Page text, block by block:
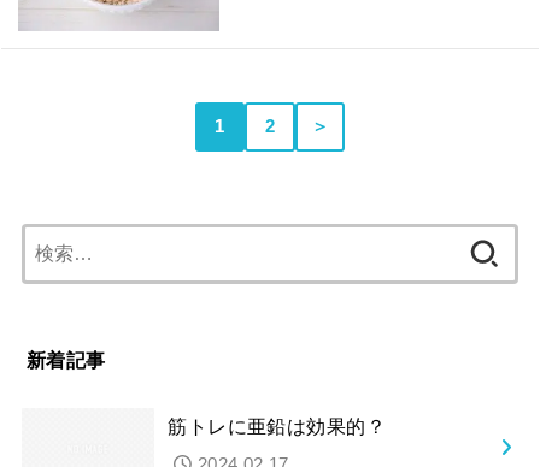
1 2 ＞
索:
新着記事
筋トレに亜鉛は効果的？